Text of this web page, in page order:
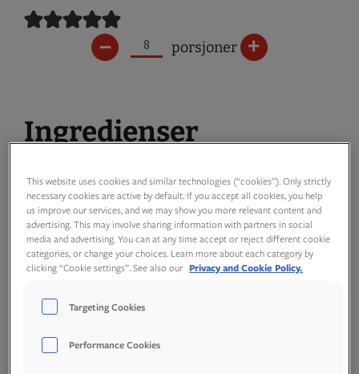
porsjoner
– +
Ingredienser
Bunn
This website uses cookies and similar technologies (“cookies”). Only strictly
necessary cookies are active by default. If you accept all cookies, you help
us improve our services, and we may show you more relevant content and
advertising. This may involve sharing information with partners in social
media and advertising. You can at any time accept or reject different cookie
categories, or change your choices. Learn more about each category by
clicking “Cookie settings”. See also our Privacy and Cookie Policy.
Targeting Cookies
Performance Cookies